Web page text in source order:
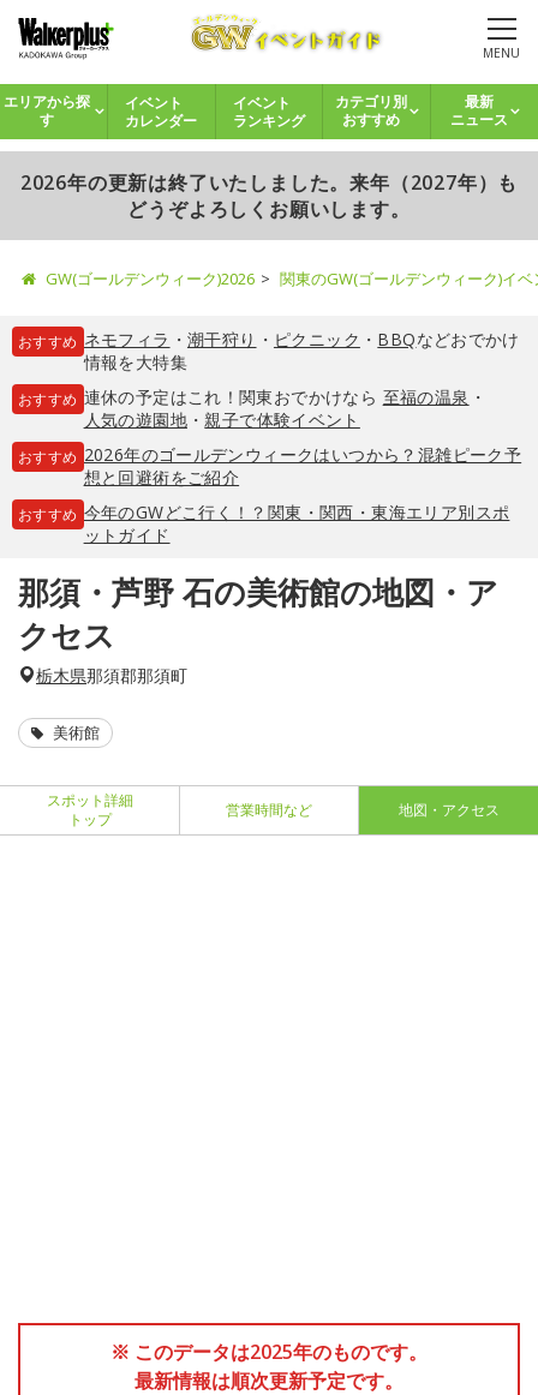
MENU
エリアから探
す
イベント
カレンダー
イベント
ランキング
カテゴリ別
おすすめ
最新
ニュース
2026年の更新は終了いたしました。来年（2027年）も
どうぞよろしくお願いします。
GW(ゴールデンウィーク)2026 関東のGW(ゴールデンウィーク)イ
おすすめ ネモフィラ ・ 潮干狩り ・ ピクニック ・ BBQなどおでかけ
情報を大特集
おすすめ 連休の予定はこれ！関東おでかけなら 至福の温泉 ・
人気の遊園地・親子で体験イベント
おすすめ 2026年のゴールデンウィークはいつから？混雑ピーク予
想と回避術をご紹介
おすすめ 今年のGWどこ行く！？関東・関西・東海エリア別スポ
ットガイド
那須・芦野 石の美術館の地図・ア
クセス
栃木県那須郡那須町
美術館
スポット詳細
トップ
営業時間など 地図・アクセス
※ このデータは2025年のものです。
最新情報は順次更新予定です。